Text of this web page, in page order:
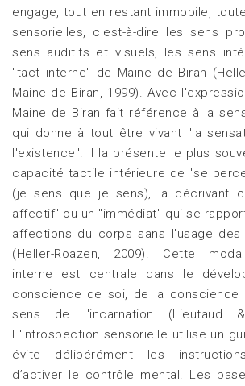
engage, tout en restant immobile,
sensorielles, c'est-à-dire les sens
sens auditifs et visuels, les sens
"tact interne" de Maine de Biran
Maine de Biran, 1999). Avec
Maine de Biran fait référence à la
qui donne à tout être vivant "la
l'existence". Il la présente le plus
capacité tactile intérieure de "se
(je sens que je sens), la décrivant
affectif" ou un "immédiat" qui se
affections du corps sans l'usage des
(Heller-Roazen, 2009). Cette
interne est centrale dans le
conscience de soi, de la
sens de l'incarnation (Lieutaud
L'introspection sensorielle utilise un
évite délibérément les
d’activer le contrôle mental. Les